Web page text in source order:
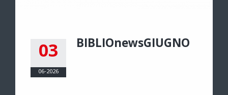
03
06-2026
BIBLIOnewsGIUGNO